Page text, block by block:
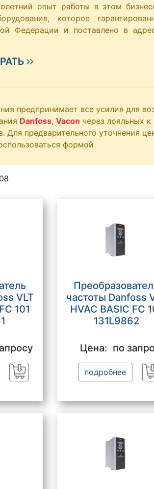
опыт работы в этом
которое
Федерации и поставлено в
предпринимает все усилия для
Danfoss, Vacon через лояльных к
Для предварительного уточнения
формой
VLT
101
Заказать
частоты Danfoss
HVAC BASIC FC
131L9862
Цена: по
подробнее